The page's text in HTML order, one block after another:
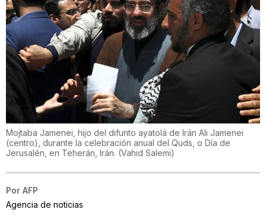
Mojtaba Jamenei, hijo del difunto ayatolá de Irán Ali Jamenei
(centro), durante la celebración anual del Quds, o Día de
Jerusalén, en Teherán, Irán. (Vahid Salemi)
Por AFP
Agencia de noticias